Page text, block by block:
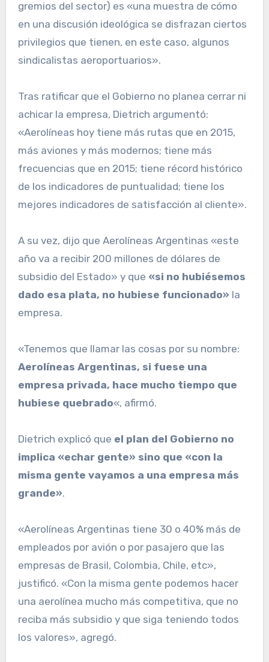
gremios del sector) es «una muestra de cómo
en una discusión ideológica se disfrazan ciertos
privilegios que tienen, en este caso, algunos
sindicalistas aeroportuarios».
Tras ratificar que el Gobierno no planea cerrar ni
achicar la empresa, Dietrich argumentó:
«Aerolíneas hoy tiene más rutas que en 2015,
más aviones y más modernos; tiene más
frecuencias que en 2015; tiene récord histórico
de los indicadores de puntualidad; tiene los
mejores indicadores de satisfacción al cliente».
A su vez, dijo que Aerolíneas Argentinas «este
año va a recibir 200 millones de dólares de
subsidio del Estado» y que «si no hubiésemos
dado esa plata, no hubiese funcionado» la
empresa.
«Tenemos que llamar las cosas por su nombre:
Aerolíneas Argentinas, si fuese una
empresa privada, hace mucho tiempo que
hubiese quebrado«, afirmó.
Dietrich explicó que el plan del Gobierno no
implica «echar gente» sino que «con la
misma gente vayamos a una empresa más
grande».
«Aerolíneas Argentinas tiene 30 o 40% más de
empleados por avión o por pasajero que las
empresas de Brasil, Colombia, Chile, etc»,
justificó. «Con la misma gente podemos hacer
una aerolínea mucho más competitiva, que no
reciba más subsidio y que siga teniendo todos
los valores», agregó.